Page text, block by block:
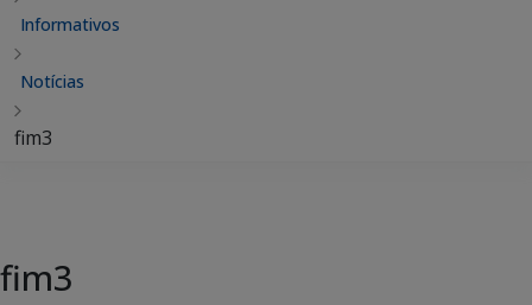
Informativos
Notícias
fim3
fim3